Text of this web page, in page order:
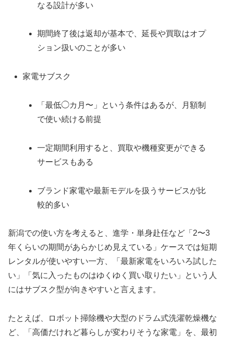
なる設計が多い
期間終了後は返却が基本で、延長や買取はオプ
ション扱いのことが多い
家電サブスク
「最低◯カ月〜」という条件はあるが、月額制
で使い続ける前提
一定期間利用すると、買取や機種変更ができる
サービスもある
ブランド家電や最新モデルを扱うサービスが比
較的多い
新潟での使い方を考えると、進学・単身赴任など「2〜3
年くらいの期間があらかじめ見えている」ケースでは短期
レンタルが使いやすい一方、「最新家電をいろいろ試した
い」「気に入ったものはゆくゆく買い取りたい」という人
にはサブスク型が向きやすいと言えます。
たとえば、ロボット掃除機や大型のドラム式洗濯乾燥機な
ど、「高価だけれど暮らしが変わりそうな家電」を、最初